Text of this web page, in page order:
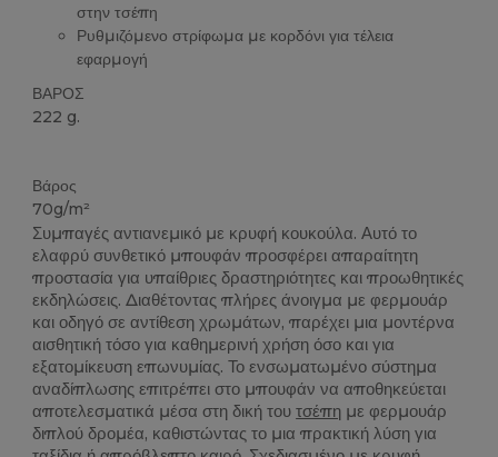
στην τσέπη
Ρυθμιζόμενο στρίφωμα με κορδόνι για τέλεια
εφαρμογή
ΒΑΡΟΣ
222 g.
Βάρος
70g/m²
Συμπαγές αντιανεμικό με κρυφή κουκούλα. Αυτό το
ελαφρύ συνθετικό μπουφάν προσφέρει απαραίτητη
προστασία για υπαίθριες δραστηριότητες και προωθητικές
εκδηλώσεις. Διαθέτοντας πλήρες άνοιγμα με φερμουάρ
και οδηγό σε αντίθεση χρωμάτων, παρέχει μια μοντέρνα
αισθητική τόσο για καθημερινή χρήση όσο και για
εξατομίκευση επωνυμίας. Το ενσωματωμένο σύστημα
αναδίπλωσης επιτρέπει στο μπουφάν να αποθηκεύεται
αποτελεσματικά μέσα στη δική τουτσέπη με φερμουάρ
διπλού δρομέα, καθιστώντας το μια πρακτική λύση για